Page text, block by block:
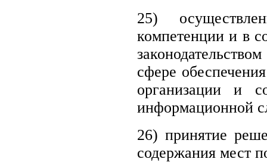
25)
компетенции и в
сфере
организации и
информационной
26) принятие
содержания мест